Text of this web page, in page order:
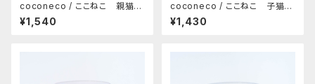
coconeco / ここねこ 親猫タ
ンブラー 300ml（ブチ）
¥1,540
coconeco / ここねこ 子猫タ
ンブラー 230ml（ミケ）
¥1,430